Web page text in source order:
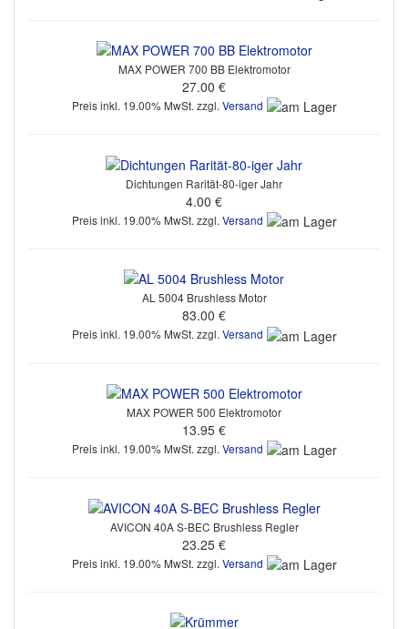
MAX POWER 700 BB Elektromotor
27.00 €
Preis inkl. 19.00% MwSt. zzgl. Versand
Dichtungen Rarität-80-iger Jahr
4.00 €
Preis inkl. 19.00% MwSt. zzgl. Versand
AL 5004 Brushless Motor
83.00 €
Preis inkl. 19.00% MwSt. zzgl. Versand
MAX POWER 500 Elektromotor
13.95 €
Preis inkl. 19.00% MwSt. zzgl. Versand
AVICON 40A S-BEC Brushless Regler
23.25 €
Preis inkl. 19.00% MwSt. zzgl. Versand